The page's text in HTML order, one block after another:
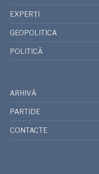
EXPERȚI
GEOPOLITICA
POLITICĂ
ARHIVĂ
PARTIDE
CONTACTE